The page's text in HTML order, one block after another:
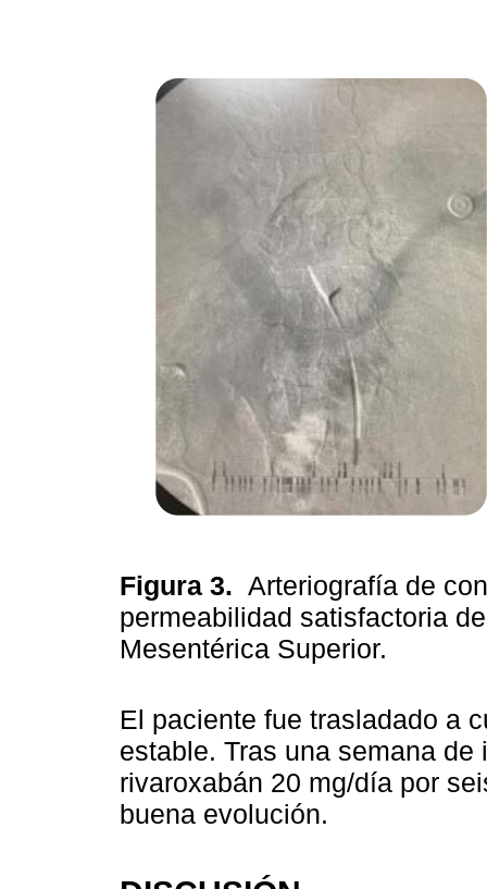
Figura 3. Arteriografía de
permeabilidad satisfactoria
Mesentérica Superior.
El paciente fue trasladado a
estable. Tras una semana
rivaroxabán 20 mg/día por
buena evolución.